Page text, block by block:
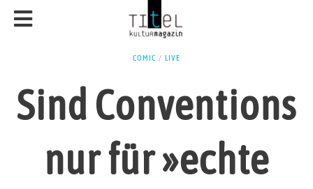
COMIC / LIVE
Sind Conventions
nur für »echte